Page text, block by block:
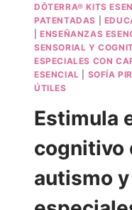
DŌTERRA® KITS
PATENTADAS
|ENSEÑANZAS
SENSORIAL Y
ESPECIALES CON
ESENCIAL
SOFÍA
ÚTILES
Estimula
cognitivo
autismo